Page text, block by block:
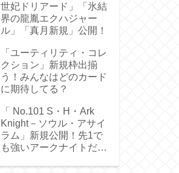
世妃ドリアード」「氷結
界の龍胤エクハジャー
ル」「真月新規」公開！
「ユーティリティ・コレ
クション」新規枠出揃
う！みんなはどのカード
に期待してる？
「 No.101 S・H・Ark
Knight－ソウル・アサイ
ラム」新規公開！先1で
も強いアークナイトだ